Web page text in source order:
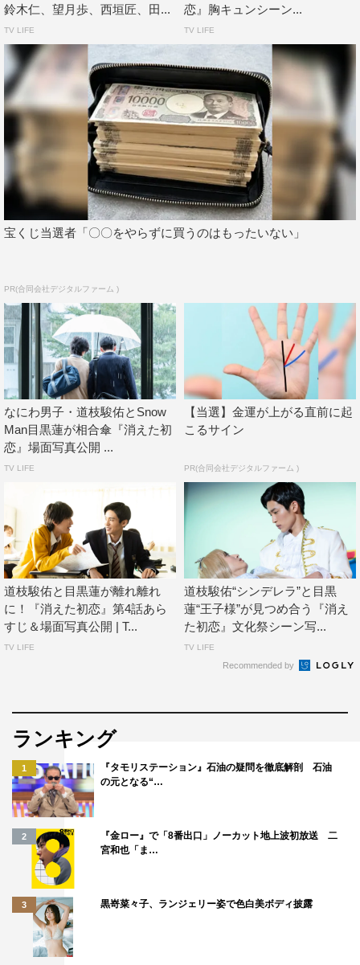
＜スタッフ＞
ルコ（集英社「別冊マーガレット」連載）
脚本：黒岩勉
音楽：富貴晴美
ゼネラルプロデューサー：三輪祐見子（テレビ朝日）
プロデューサー：神田エミイ亜希子（テレビ朝日）、尾花
典子（ジェイ・ストーム）、伊藤学（角川大映スタジオ）
監督：草野翔吾、宝来忠昭
制作協力：角川大映スタジオ
制作著作：テレビ朝日、ジェイ・ストーム
Snow Man なにわ男子
消えた初恋 田辺誠一 目黒蓮
福本莉子 道枝駿佑 鈴木仁
鈴木仁、望月歩、西垣匠、田...
TV LIFE
恋』胸キュンシーン...
TV LIFE
宝くじ当選者「〇〇をやらずに買うのはもったいない」
PR(合同会社デジタルファーム )
なにわ男子・道枝駿佑とSnow
Man目黒蓮が相合傘『消えた初
恋』場面写真公開 ...
TV LIFE
【当選】金運が上がる直前に起
こるサイン
PR(合同会社デジタルファーム )
道枝駿佑と目黒蓮が離れ離れ
に！『消えた初恋』第4話あら
すじ＆場面写真公開 | T...
TV LIFE
道枝駿佑“シンデレラ”と目黒
蓮“王子様”が見つめ合う『消え
た初恋』文化祭シーン写...
TV LIFE
Recommended by
ランキング
1
『タモリステーション』石油の疑問を徹底解剖 石油
の元となる“…
2
『金ロー』で「8番出口」ノーカット地上波初放送 二
宮和也「ま…
3 黒嵜菜々子、ランジェリー姿で色白美ボディ披露